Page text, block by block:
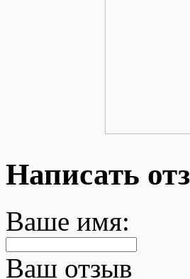
Написать
Ваше имя:
Ваш отзыв